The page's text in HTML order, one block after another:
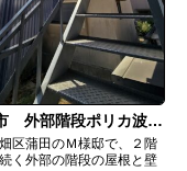
部階段ポリカ波板張替工事
区蒲田のＭ様邸で、２階
く外部の階段の屋根と壁